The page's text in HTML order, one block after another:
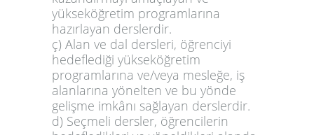
yükseköğretim programlarına
hazırlayan derslerdir.
ç) Alan ve dal dersleri, öğrenciyi
hedeflediği yükseköğretim
programlarına ve/veya mesleğe, iş
alanlarına yönelten ve bu yönde
gelişme imkânı sağlayan derslerdir.
d) Seçmeli dersler, öğrencilerin